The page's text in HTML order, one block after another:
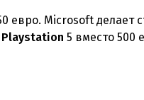
евро. Microsoft делает
Playstation